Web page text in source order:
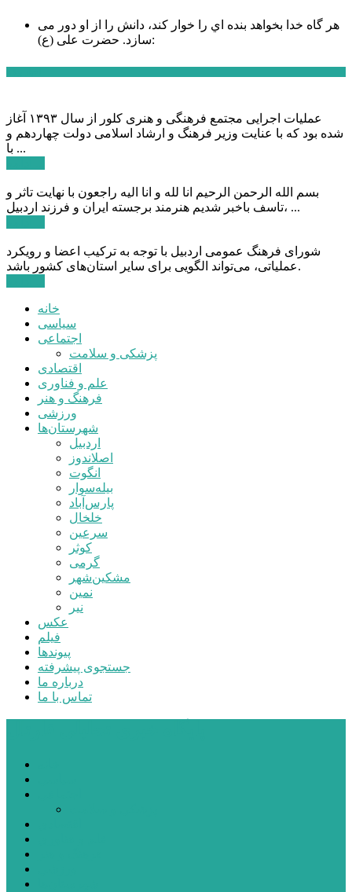
هر گاه خدا بخواهد بنده اي را خوار كند، دانش را از او دور می
سازد.حضرت علی (ع):
عملیات اجرایی مجتمع فرهنگی و هنری کلور از سال ۱۳۹۳ آغاز
شده بود که با عنایت وزیر فرهنگ و ارشاد اسلامی دولت چهاردهم و
با ...
بسم الله الرحمن الرحیم انا لله و انا الیه راجعون با نهایت تاثر و
تاسف باخبر شدیم هنرمند برجسته ایران و فرزند اردبیل، ...
شورای فرهنگ عمومی اردبیل با توجه به ترکیب اعضا و رویکرد
عملیاتی، می‌تواند الگویی برای سایر استان‌های کشور باشد.
خانه
سیاسی
اجتماعی
پزشکی و سلامت
اقتصادی
علم و فناوری
فرهنگ و هنر
ورزشی
شهرستان‌ها
اردبیل
اصلاندوز
انگوت
بیله‌سوار
پارس‌آباد
خلخال
سرعین
کوثر
گرمی
مشکین‌شهر
نمین
نیر
عکس
فیلم
پیوندها
جستجوی پیشرفته
درباره ما
تماس با ما